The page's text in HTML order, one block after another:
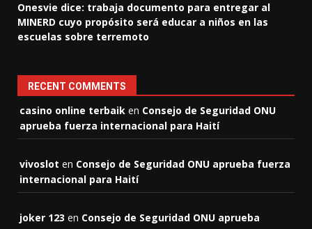
Onesvie dice: trabaja documento para entregar al
MINERD cuyo propósito será educar a niños en las
escuelas sobre terremoto
RECENT COMMENTS
casino online terbaik en Consejo de Seguridad ONU
aprueba fuerza internacional para Haití
vivoslot en Consejo de Seguridad ONU aprueba fuerza
internacional para Haití
joker 123 en Consejo de Seguridad ONU aprueba